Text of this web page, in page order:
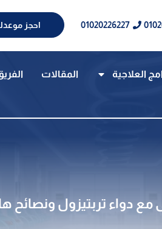
01020226227 احجز
العلاجية المقالات
دواء تربتيزول ونصائح